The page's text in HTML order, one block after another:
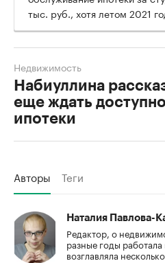
тыс. руб., хотя летом 2021
Набиуллина
еще ждать
ипотеки
Недвижимость
Авторы Теги
Наталия Павлова-
Редактор, о
разные годы
возглавляла